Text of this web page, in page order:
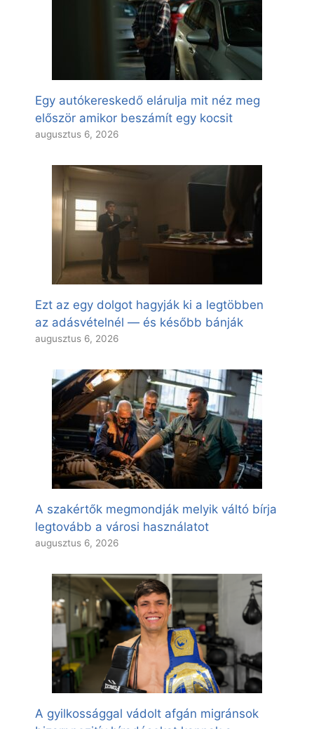
Egy autókereskedő elárulja mit néz meg
először amikor beszámít egy kocsit
augusztus 6, 2026
Ezt az egy dolgot hagyják ki a legtöbben
az adásvételnél — és később bánják
augusztus 6, 2026
A szakértők megmondják melyik váltó bírja
legtovább a városi használatot
augusztus 6, 2026
A gyilkossággal vádolt afgán migránsok